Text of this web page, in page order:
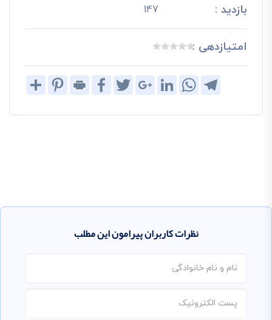
بازدید : 147
امتیازدهی :
Share
PinterestPrint
FacebookTwitterGoogle+LinkedIn
WhatsAppTelegram
نظرات کاربران پیرامون این مطلب